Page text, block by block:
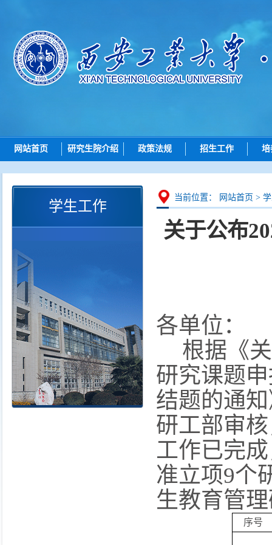
网站首页 研究生院介绍
研究生院简介
岗位职责
政策法规
总则
招生
培养
学位
招生工作
招生动态
博士招生
硕士招生
导师查询
培
研
学生工作
当前位置： 网站首页 >
关于公布
各单位：
根据《
研究课题
结题的通
研工部审
工作已完
准立项9个
生教育管
序号